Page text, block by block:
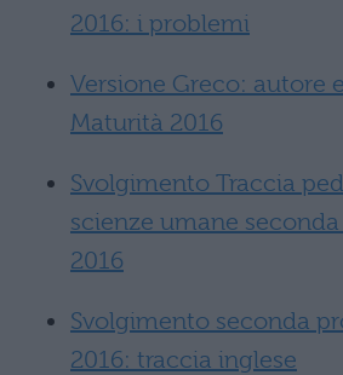
2016: i problemi
Versione Greco: autore
Maturità 2016
Svolgimento Traccia
scienze umane
2016
Svolgimento seconda
2016: traccia inglese